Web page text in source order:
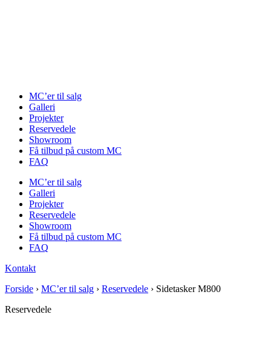
MC’er til salg
Galleri
Projekter
Reservedele
Showroom
Få tilbud på custom MC
FAQ
MC’er til salg
Galleri
Projekter
Reservedele
Showroom
Få tilbud på custom MC
FAQ
Kontakt
Forside › MC’er til salg › Reservedele › Sidetasker M800
Reservedele